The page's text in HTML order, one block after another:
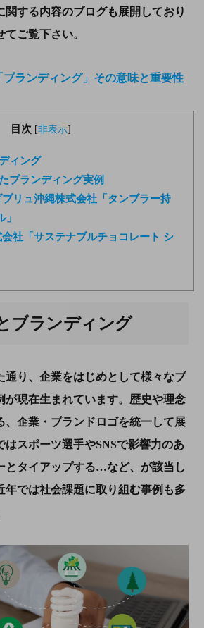
関する内容のブログも展開しており
ご覧下さい。
ランディング」その意味と重要性
目次 [非表示]
ィング
ブランディング実例
リュ沖縄株式会社「タンブラー持
会社「サステナブルチョコレート シ
ブランディング
通り、企業をはじめとして様々なブ
が現在生まれています。歴史や理念
、企業・ブランドロゴを統一して展
はスポーツ選手やSNSで影響力のあ
とタイアップする…など、が該当し
年では社会課題に取り組む事例も多